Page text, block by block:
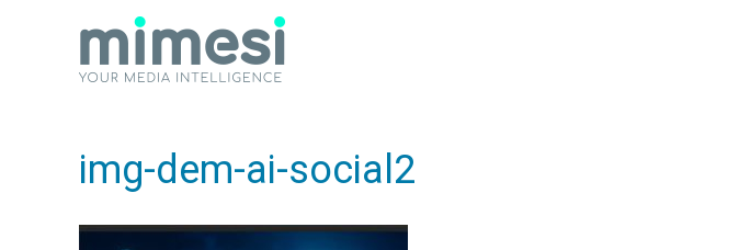
img-dem-ai-social2